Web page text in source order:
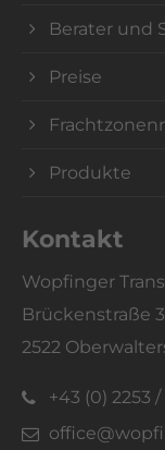
Berater und
Preise
Produkte
Kontakt
Wopfinger
Brückenstraße 3
2522
+43 (0) 2253 /